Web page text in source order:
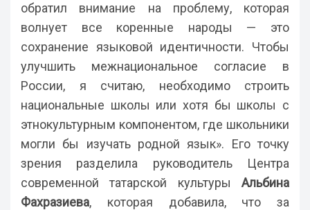
обратил внимание на проблему, которая
волнует все коренные народы — это
сохранение языковой идентичности. Чтобы
улучшить межнациональное согласие в
России, я считаю, необходимо строить
национальные школы или хотя бы школы с
этнокультурным компонентом, где школьники
могли бы изучать родной язык». Его точку
зрения разделила руководитель Центра
современной татарской культуры Альбина
Фахразиева, которая добавила, что за